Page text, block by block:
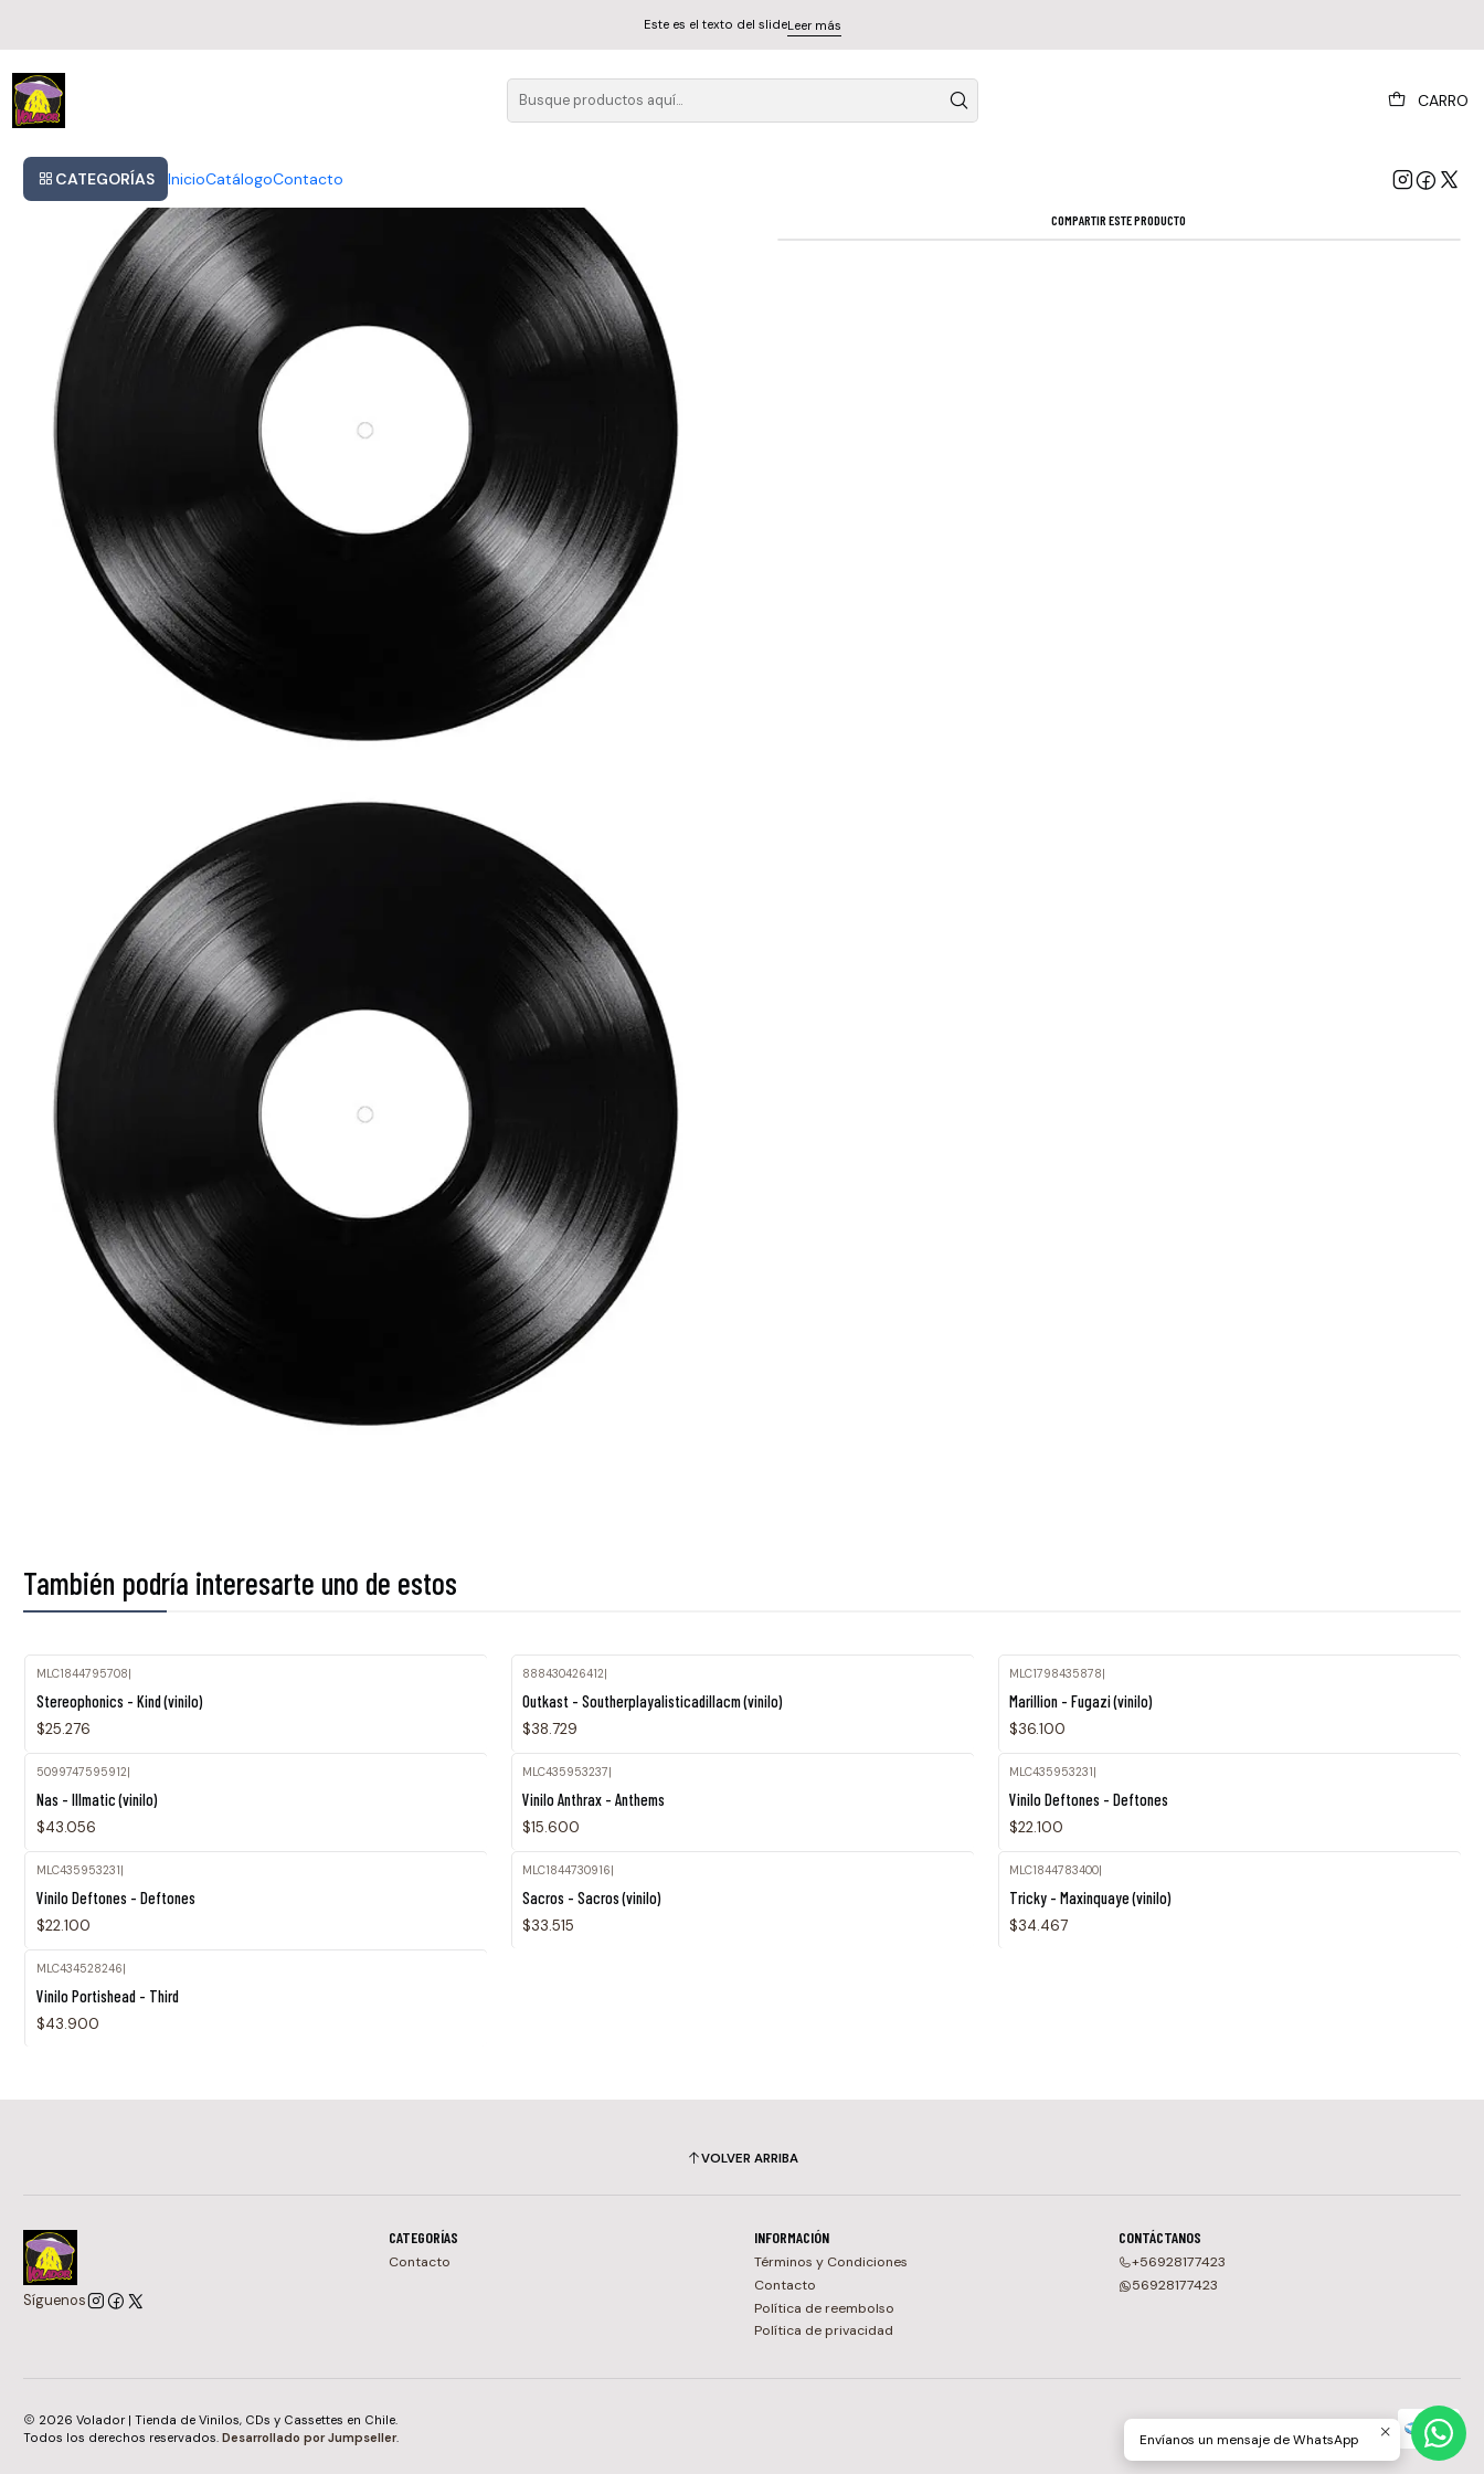
CARRO
CATEGORÍAS InicioCatálogoContacto
Este es el texto del slideLeer más
COMPARTIR ESTE PRODUCTO
También podría interesarte uno de estos
MLC1844795708|
Stereophonics - Kind (vinilo)
$25.276
888430426412|
Outkast - Southerplayalisticadillacm (vinilo)
$38.729
MLC1798435878|
Marillion - Fugazi (vinilo)
$36.100
5099747595912|
Nas - Illmatic (vinilo)
$43.056
MLC435953237|
Vinilo Anthrax - Anthems
$15.600
MLC435953231|
Vinilo Deftones - Deftones
$22.100
MLC435953231
Vinilo Deftones - Deftones
$22.100
MLC1844730916
Sacros - Sacros (vinilo)
$33.515
MLC1844783400
Tricky - Maxinquaye (vinilo)
$34.467
MLC434528246
Vinilo Portishead - Third
$43.900
VOLVER ARRIBA
Síguenos
CATEGORÍAS
Contacto
INFORMACIÓN
Términos y Condiciones
Contacto
Política de reembolso
Política de privacidad
CONTÁCTANOS
+56928177423
56928177423
2026 Volador | Tienda de Vinilos, CDs y Cassettes en Chile.
Todos los derechos reservados. Desarrollado por Jumpseller. Envíanos un mensaje de WhatsApp